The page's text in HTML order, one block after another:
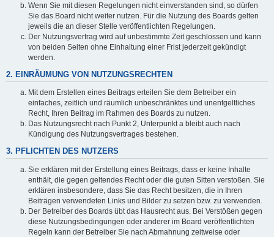
Wenn Sie mit diesen Regelungen nicht einverstanden sind, so dürfen
Sie das Board nicht weiter nutzen. Für die Nutzung des Boards gelten
jeweils die an dieser Stelle veröffentlichten Regelungen.
Der Nutzungsvertrag wird auf unbestimmte Zeit geschlossen und kann
von beiden Seiten ohne Einhaltung einer Frist jederzeit gekündigt
werden.
2. EINRÄUMUNG VON NUTZUNGSRECHTEN
Mit dem Erstellen eines Beitrags erteilen Sie dem Betreiber ein
einfaches, zeitlich und räumlich unbeschränktes und unentgeltliches
Recht, Ihren Beitrag im Rahmen des Boards zu nutzen.
Das Nutzungsrecht nach Punkt 2, Unterpunkt a bleibt auch nach
Kündigung des Nutzungsvertrages bestehen.
3. PFLICHTEN DES NUTZERS
Sie erklären mit der Erstellung eines Beitrags, dass er keine Inhalte
enthält, die gegen geltendes Recht oder die guten Sitten verstoßen. Sie
erklären insbesondere, dass Sie das Recht besitzen, die in Ihren
Beiträgen verwendeten Links und Bilder zu setzen bzw. zu verwenden.
Der Betreiber des Boards übt das Hausrecht aus. Bei Verstößen gegen
diese Nutzungsbedingungen oder anderer im Board veröffentlichten
Regeln kann der Betreiber Sie nach Abmahnung zeitweise oder